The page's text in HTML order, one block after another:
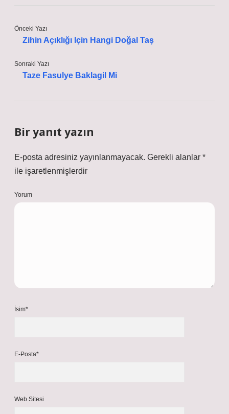
Önceki Yazı
Zihin Açıklığı Için Hangi Doğal Taş
Sonraki Yazı
Taze Fasulye Baklagil Mi
Bir yanıt yazın
E-posta adresiniz yayınlanmayacak. Gerekli alanlar *
ile işaretlenmişlerdir
Yorum
İsim*
E-Posta*
Web Sitesi